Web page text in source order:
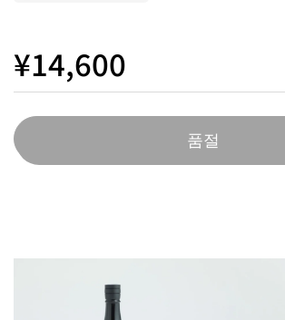
¥14,600
품절